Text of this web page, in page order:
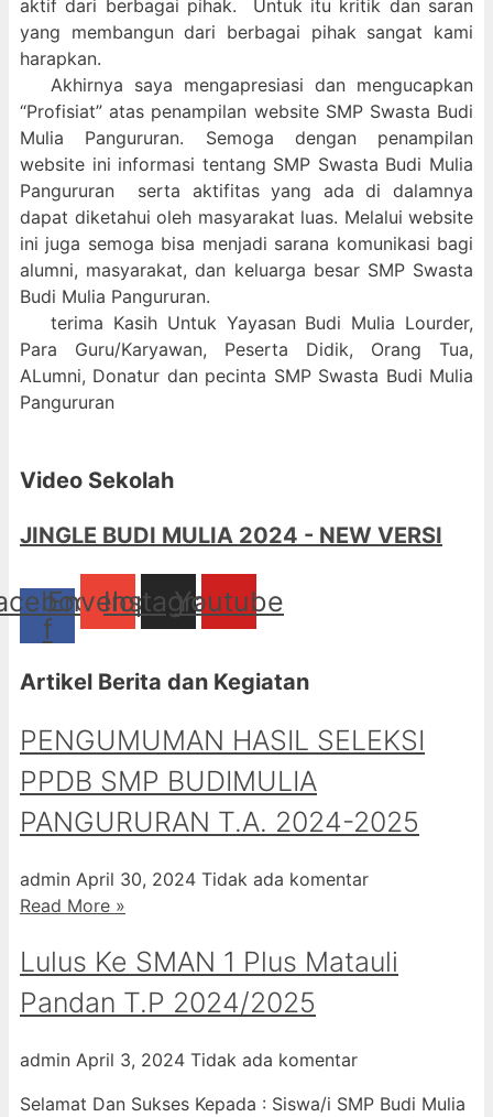
aktif dari berbagai pihak. Untuk itu kritik dan saran
yang membangun dari berbagai pihak sangat kami
harapkan.
Akhirnya saya mengapresiasi dan mengucapkan
“Profisiat” atas penampilan website SMP Swasta Budi
Mulia Pangururan. Semoga dengan penampilan
website ini informasi tentang SMP Swasta Budi Mulia
Pangururan serta aktifitas yang ada di dalamnya
dapat diketahui oleh masyarakat luas. Melalui website
ini juga semoga bisa menjadi sarana komunikasi bagi
alumni, masyarakat, dan keluarga besar SMP Swasta
Budi Mulia Pangururan.
terima Kasih Untuk Yayasan Budi Mulia Lourder,
Para Guru/Karyawan, Peserta Didik, Orang Tua,
ALumni, Donatur dan pecinta SMP Swasta Budi Mulia
Pangururan
Video Sekolah
JINGLE BUDI MULIA 2024 - NEW VERSI
f
Envelope
Instagram
Youtube
Artikel Berita dan Kegiatan
PENGUMUMAN HASIL SELEKSI
PPDB SMP BUDIMULIA
PANGURURAN T.A. 2024-2025
admin April 30, 2024 Tidak ada komentar
Read More »
Lulus Ke SMAN 1 Plus Matauli
Pandan T.P 2024/2025
admin April 3, 2024 Tidak ada komentar
Selamat Dan Sukses Kepada : Siswa/i SMP Budi Mulia